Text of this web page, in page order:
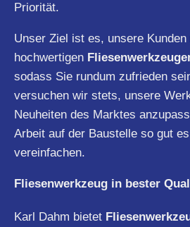
Priorität.
Unser Ziel ist es, unsere
hochwertigen
sodass Sie rundum zufrieden
versuchen wir stets, unsere
Neuheiten des Marktes
Arbeit auf der Baustelle so gut
vereinfachen.
Fliesenwerkzeug in bester
Karl Dahm bietet